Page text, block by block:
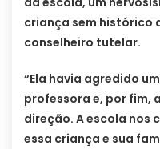
criança sem histórico
conselheiro tutelar.
“Ela havia agredido
professora e, por fim,
direção. A escola nos
essa criança e sua